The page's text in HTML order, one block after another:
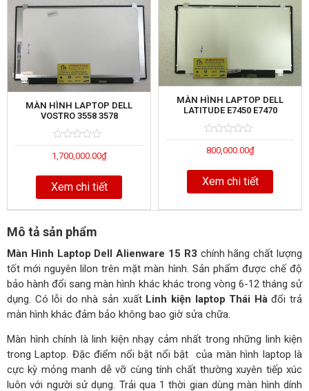
MÀN HÌNH LAPTOP DELL
VOSTRO 3558 3578
0
of
1,700,000.00₫
Xem chi tiết
MÀN HÌNH LAPTOP DELL
LATITUDE E7450 E7470
0
of
800,000.00₫
Xem chi tiết
Mô tả sản phẩm
Màn Hình Laptop Dell Alienware 15 R3 chính hãng chất lượng
tốt mới nguyên lilon trên mặt màn hình. Sản phẩm được chế độ
bảo hành đổi sang màn hình khác khác trong vòng 6-12 tháng sử
dụng. Có lỗi do nhà sản xuất Linh kiện laptop Thái Hàđổi trả
màn hình khác đảm bảo không bao giờ sửa chữa.
Màn hình chính là linh kiện nhạy cảm nhất trong những linh kiện
trong Laptop. Đặc điểm nổi bật nổi bật của màn hình laptop là
cực kỳ mỏng manh dễ vỡ cùng tính chất thường xuyên tiếp xúc
luôn với người sử dụng. Trải qua 1 thời gian dùng màn hình dính